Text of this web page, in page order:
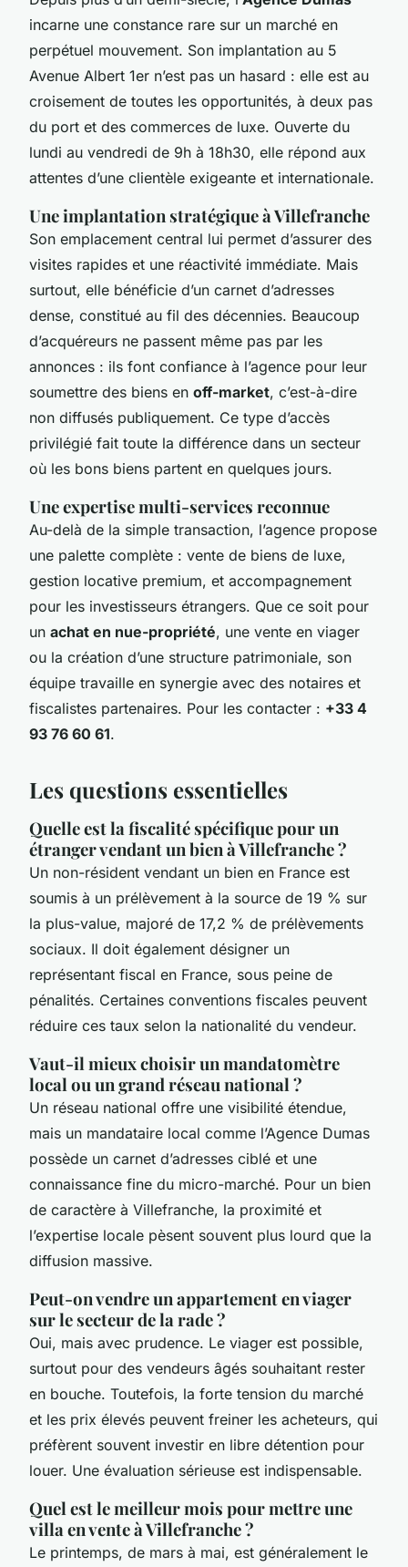
incarne une constance rare sur un marché en
perpétuel mouvement. Son implantation au 5
Avenue Albert 1er n’est pas un hasard : elle est au
croisement de toutes les opportunités, à deux pas
du port et des commerces de luxe. Ouverte du
lundi au vendredi de 9h à 18h30, elle répond aux
attentes d’une clientèle exigeante et internationale.
Une implantation stratégique à Villefranche
Son emplacement central lui permet d’assurer des
visites rapides et une réactivité immédiate. Mais
surtout, elle bénéficie d’un carnet d’adresses
dense, constitué au fil des décennies. Beaucoup
d’acquéreurs ne passent même pas par les
annonces : ils font confiance à l’agence pour leur
soumettre des biens en off-market, c’est-à-dire
non diffusés publiquement. Ce type d’accès
privilégié fait toute la différence dans un secteur
où les bons biens partent en quelques jours.
Une expertise multi-services reconnue
Au-delà de la simple transaction, l’agence propose
une palette complète : vente de biens de luxe,
gestion locative premium, et accompagnement
pour les investisseurs étrangers. Que ce soit pour
un achat en nue-propriété, une vente en viager
ou la création d’une structure patrimoniale, son
équipe travaille en synergie avec des notaires et
fiscalistes partenaires. Pour les contacter : +33 4
93 76 60 61.
Les questions essentielles
Quelle est la fiscalité spécifique pour un
étranger vendant un bien à Villefranche ?
Un non-résident vendant un bien en France est
soumis à un prélèvement à la source de 19 % sur
la plus-value, majoré de 17,2 % de prélèvements
sociaux. Il doit également désigner un
représentant fiscal en France, sous peine de
pénalités. Certaines conventions fiscales peuvent
réduire ces taux selon la nationalité du vendeur.
Vaut-il mieux choisir un mandatomètre
local ou un grand réseau national ?
Un réseau national offre une visibilité étendue,
mais un mandataire local comme l’Agence Dumas
possède un carnet d’adresses ciblé et une
connaissance fine du micro-marché. Pour un bien
de caractère à Villefranche, la proximité et
l’expertise locale pèsent souvent plus lourd que la
diffusion massive.
Peut-on vendre un appartement en viager
sur le secteur de la rade ?
Oui, mais avec prudence. Le viager est possible,
surtout pour des vendeurs âgés souhaitant rester
en bouche. Toutefois, la forte tension du marché
et les prix élevés peuvent freiner les acheteurs, qui
préfèrent souvent investir en libre détention pour
louer. Une évaluation sérieuse est indispensable.
Quel est le meilleur mois pour mettre une
villa en vente à Villefranche ?
Le printemps, de mars à mai, est généralement le